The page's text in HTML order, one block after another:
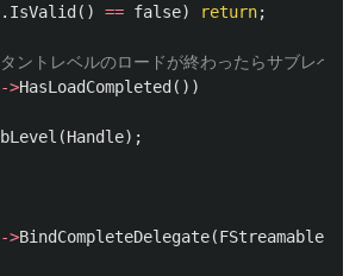
. IsValid () == false) return;
ントレベルのロードが終わったらサブレベル
->HasLoadCompleted ())
(Handle);
->BindCompleteDelegate(